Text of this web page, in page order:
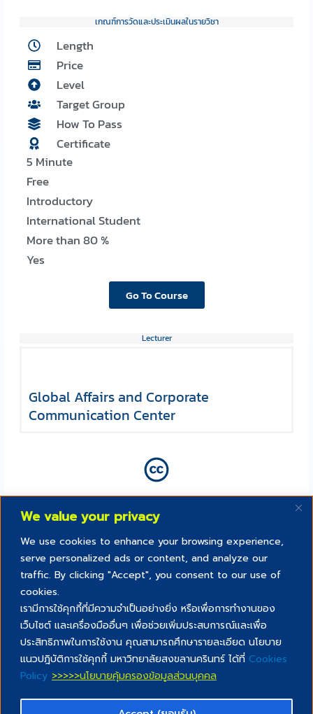
We value your privacy
We use cookies to enhance your browsing experience,
serve personalized ads or content, and analyze our
traffic. By clicking "Accept", you consent to our use of
cookies.
เรามีการใช้คุกกี้ที่มีความจำเป็นอย่างยิ่ง หรือเพื่อการทำงานของ
เว็บไซต์ และเครื่องมืออื่นๆ เพื่อช่วยเพิ่มประสบการณ์และเพื่อ
ประสิทธิภาพในการใช้งาน คุณสามารถศึกษารายละเอียด นโยบาย
แนวปฎิบัติการใช้คุกกี้ มหาวิทยาลัยสงขลานครินทร์ ได้ที่ Cookies
Policy >>>>>นโยบายคุ้มครองข้อมูลส่วนบุคคล
เกณฑ์การวัดและประเมินผลในรายวิชา
Length
Price
Level
Target Group
How To Pass
Certificate
5 Minute
Free
Introductory
International Student
More than 80 %
Yes
Go To Course
Lecturer
Global Affairs and Corporate
Communication Center
Creative commons สัญญาอนุญาตสิทธิ์
“สื่อการสอนนี้เป็นส่วนหนึ่งของ PSU lifelong และเผยแพร่ภายใต้
สัญญาอนุญาตสิทธิ์แบบ Creative Commons ด้วยเงื่อนไข CC BY NC